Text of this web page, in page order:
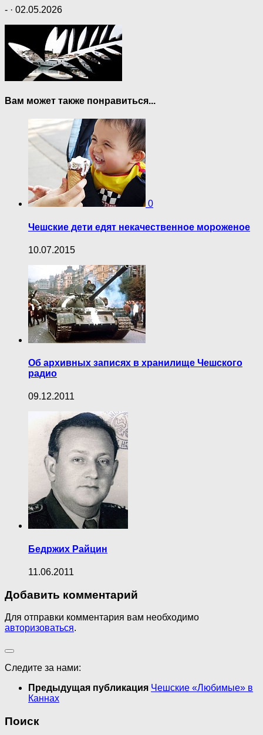
- · 02.05.2026
Вам может также понравиться...
0
Чешские дети едят некачественное мороженое
10.07.2015
Об архивных записях в хранилище Чешского
радио
09.12.2011
Бедржих Райцин
11.06.2011
Добавить комментарий
Для отправки комментария вам необходимо
авторизоваться.
Следите за нами:
Предыдущая публикация Чешские «Любимые» в
Каннах
Поиск